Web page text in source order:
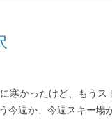
寒かったけど、もうス
今週か、今週スキー場